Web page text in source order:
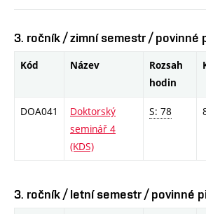
3. ročník / zimní semestr / povinné
Kód Název
Rozsah
hodin
DOA041
Doktorský
seminář 4
(KDS)
S: 78
3. ročník / letní semestr / povinné